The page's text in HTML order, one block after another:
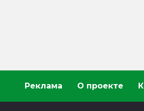
Реклама О проекте